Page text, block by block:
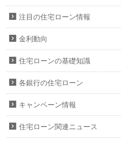
注目の住宅ローン情報
金利動向
住宅ローンの基礎知識
各銀行の住宅ローン
キャンペーン情報
住宅ローン関連ニュース